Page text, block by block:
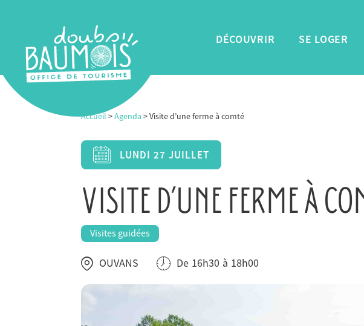
DÉCOUVRIR SE LOGER
Accueil >Agenda > Visite d’une ferme à comté
LUNDI 27 JUILLET
VISITE D’UNE FERME À
Visites guidées
OUVANS De 16h30 à 18h00